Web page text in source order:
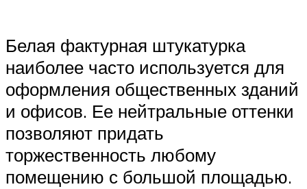
Белая фактурная штукатурка
наиболее часто используется для
оформления общественных зданий
и офисов. Ее нейтральные оттенки
позволяют придать
торжественность любому
помещению с большой площадью.